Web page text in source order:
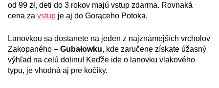
od 99 zł, deti do 3 rokov majú vstup zdarma. Rovnaká
cena za vstup je aj do Gorąceho Potoka.
Lanovkou sa dostanete na jeden z najznámejších vrcholov
Zakopaného – Gubałowku, kde zaručene získate úžasný
výhľad na celú dolinu! Keďže ide o lanovku vlakového
typu, je vhodná aj pre kočíky.